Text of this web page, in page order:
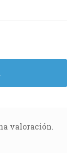
valoración.